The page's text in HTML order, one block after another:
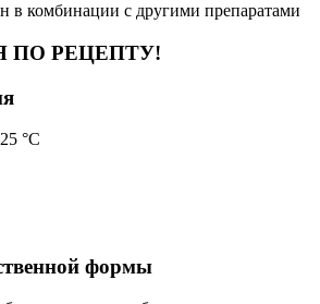
в комбинации с другими препаратами
ПО РЕЦЕПТУ!
°C
формы